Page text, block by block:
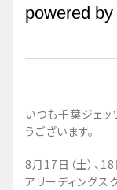
powered
いつも千葉ジェ
うございます。
8月17日（土）、
アリーディングス